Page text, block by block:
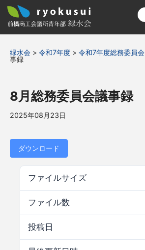
緑水会 > 令和7年度 > 令和7年度総務委員会
事録
8月総務委員会議事録
2025年08月23日
ダウンロード
ファイルサイズ
ファイル数
投稿日